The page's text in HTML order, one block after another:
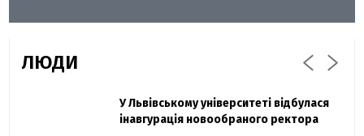
ЛЮДИ
Павло Дак
Захисник "Азовсталі" Діанов вдруге
одружився та показав фото з весілля
У Львівському університеті відбулася
інавгурація новообраного ректора